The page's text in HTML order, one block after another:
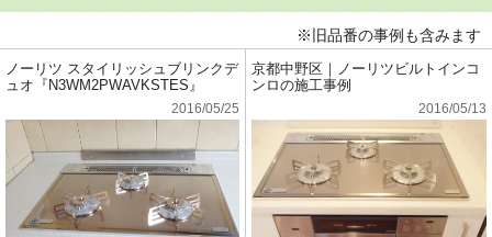
※旧品番の事例も含みます
ノーリツ スタイリッシュブリンクデ
ュオ『N3WM2PWAVKSTES』
2016/05/25
京都中野区｜ノーリツビルトインコ
ンロの施工事例
2016/05/13